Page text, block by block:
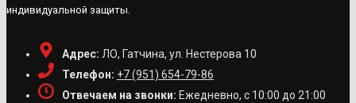
индивидуальной защиты.
Адрес: ЛО, Гатчина, ул. Нестерова 10
Телефон: +7 (951) 654-79-86
Отвечаем на звонки: Ежедневно, с 10:00 до 21:00